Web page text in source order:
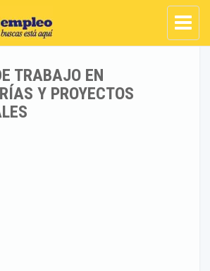
TRABAJO EN
Y PROYECTOS